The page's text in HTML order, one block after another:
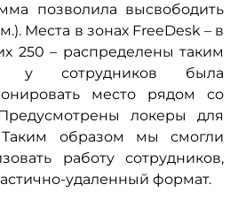
позволила высвободить
Места в зонах FreeDesk – в
250 – распределены таким
у сотрудников была
место рядом со
локеры для
образом мы смогли
работу сотрудников,
удаленный формат.